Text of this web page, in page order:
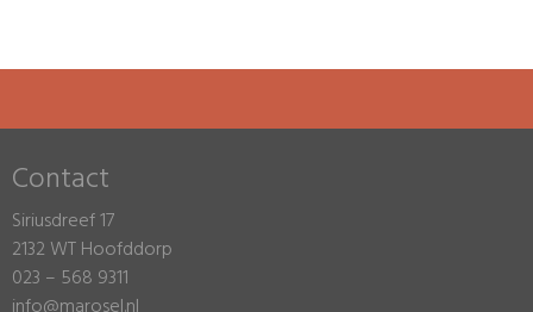
Contact
Siriusdreef 17
2132 WT Hoofddorp
023 – 568 9311